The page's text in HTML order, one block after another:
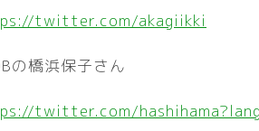
twitter.com/akagiikki
の橋浜保子さん
twitter.com/